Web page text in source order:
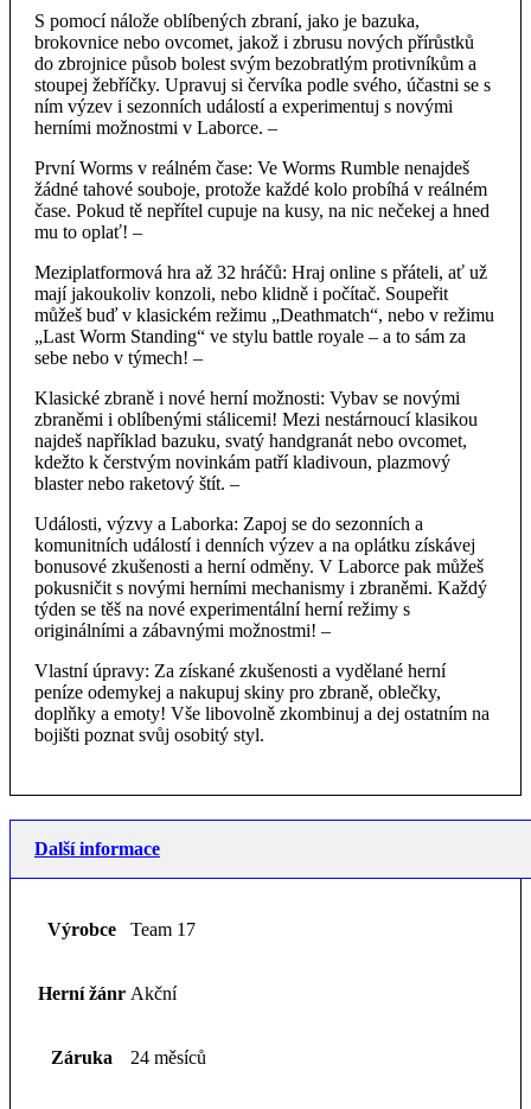
S pomocí nálože oblíbených zbraní, jako je bazuka,
brokovnice nebo ovcomet, jakož i zbrusu nových přírůstků
do zbrojnice působ bolest svým bezobratlým protivníkům a
stoupej žebříčky. Upravuj si červíka podle svého, účastni se s
ním výzev i sezonních událostí a experimentuj s novými
herními možnostmi v Laborce. –
První Worms v reálném čase: Ve Worms Rumble nenajdeš
žádné tahové souboje, protože každé kolo probíhá v reálném
čase. Pokud tě nepřítel cupuje na kusy, na nic nečekej a hned
mu to oplať! –
Meziplatformová hra až 32 hráčů: Hraj online s přáteli, ať už
mají jakoukoliv konzoli, nebo klidně i počítač. Soupeřit
můžeš buď v klasickém režimu „Deathmatch“, nebo v režimu
„Last Worm Standing“ ve stylu battle royale – a to sám za
sebe nebo v týmech! –
Klasické zbraně i nové herní možnosti: Vybav se novými
zbraněmi i oblíbenými stálicemi! Mezi nestárnoucí klasikou
najdeš například bazuku, svatý handgranát nebo ovcomet,
kdežto k čerstvým novinkám patří kladivoun, plazmový
blaster nebo raketový štít. –
Události, výzvy a Laborka: Zapoj se do sezonních a
komunitních událostí i denních výzev a na oplátku získávej
bonusové zkušenosti a herní odměny. V Laborce pak můžeš
pokusničit s novými herními mechanismy i zbraněmi. Každý
týden se těš na nové experimentální herní režimy s
originálními a zábavnými možnostmi! –
Vlastní úpravy: Za získané zkušenosti a vydělané herní
peníze odemykej a nakupuj skiny pro zbraně, oblečky,
doplňky a emoty! Vše libovolně zkombinuj a dej ostatním na
bojišti poznat svůj osobitý styl.
Další informace
Výrobce Team 17
Herní žánr Akční
Záruka 24 měsíců